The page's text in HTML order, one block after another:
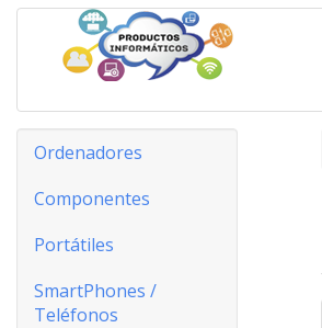
Ordenadores
Componentes
Portátiles
SmartPhones /
Teléfonos